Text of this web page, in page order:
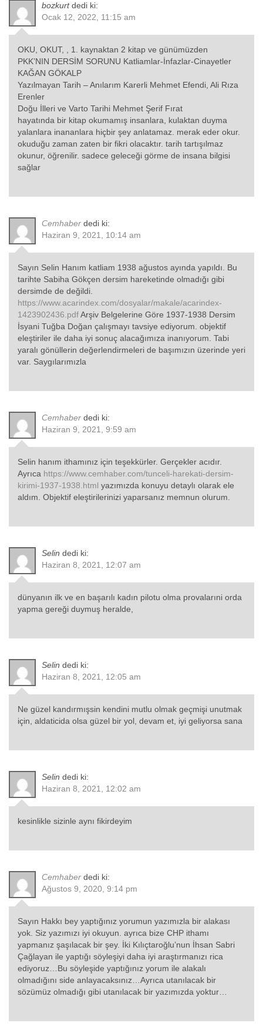
bozkurt dedi ki:
Ocak 12, 2022, 11:15 am
OKU, OKUT, , 1. kaynaktan 2 kitap ve günümüzden
PKK’NIN DERSİM SORUNU Katliamlar-İnfazlar-Cinayetler
KAĞAN GÖKALP
Yazılmayan Tarih – Anılarım Karerli Mehmet Efendi, Ali Rıza
Erenler
Doğu İlleri ve Varto Tarihi Mehmet Şerif Fırat
hayatında bir kitap okumamış insanlara, kulaktan duyma
yalanlara inananlara hiçbir şey anlatamaz. merak eder okur.
okuduğu zaman zaten bir fikri olacaktır. tarih tartışılmaz
okunur, öğrenilir. sadece geleceği görme de insana bilgisi
sağlar
Cemhaber dedi ki:
Haziran 9, 2021, 10:14 am
Sayın Selin Hanım katliam 1938 ağustos ayında yapıldı. Bu
tarihte Sabiha Gökçen dersim hareketinde olmadığı gibi
dersimde de değildi.
https://www.acarindex.com/dosyalar/makale/acarindex-
1423902436.pdfArşiv Belgelerine Göre 1937-1938 Dersim
İsyani Tuğba Doğan çalışmayı tavsiye ediyorum. objektif
eleştiriler ile daha iyi sonuç alacağımıza inanıyorum. Tabi
yaralı gönüllerin değerlendirmeleri de başımızın üzerinde yeri
var. Saygılarımızla
Cemhaber dedi ki:
Haziran 9, 2021, 9:59 am
Selin hanım ithamınız için teşekkürler. Gerçekler acıdır.
Ayrıca https://www.cemhaber.com/tunceli-harekati-dersim-
kirimi-1937-1938.html yazımızda konuyu detaylı olarak ele
aldım. Objektif eleştirilerinizi yaparsanız memnun olurum.
Selin dedi ki:
Haziran 8, 2021, 12:07 am
dünyanın ilk ve en başarılı kadın pilotu olma provalarıni orda
yapma gereği duymuş heralde,
Selin dedi ki:
Haziran 8, 2021, 12:05 am
Ne güzel kandırmışsin kendini mutlu olmak geçmişi unutmak
için, aldaticida olsa güzel bir yol, devam et, iyi geliyorsa sana
Selin dedi ki:
Haziran 8, 2021, 12:02 am
kesinlikle sizinle aynı fikirdeyim
Cemhaber dedi ki:
Ağustos 9, 2020, 9:14 pm
Sayın Hakkı bey yaptığınız yorumun yazımızla bir alakası
yok. Siz yazımızı iyi okuyun. ayrıca bize CHP ithamı
yapmanız şaşılacak bir şey. İki Kılıçtaroğlu’nun İhsan Sabri
Çağlayan ile yaptığı söyleşiyi daha iyi araştırmanızı rica
ediyoruz…Bu söyleşide yaptığınız yorum ile alakalı
olmadığını side anlayacaksınız…Ayrıca utanılacak bir
sözümüz olmadığı gibi utanılacak bir yazımızda yoktur…